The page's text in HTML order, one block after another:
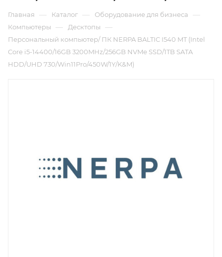
Главная — Каталог — Оборудование для бизнеса —
Компьютеры — Десктопы —
Персональный компьютер/ ПК NERPA BALTIC I540 MT (Intel
Core i5-14400/16GB 3200MHz/256GB NVMe SSD/1TB SATA
HDD/UHD 730/Win11Pro/450W/1Y/K&M)